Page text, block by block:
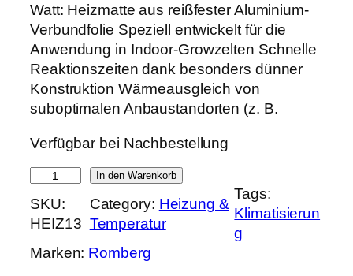
s
p
r
ü
n
g
i
c
h
e
P
t
u
e
l
l
e
P
r
e
i
s
i
Watt: Heizmatte aus reißfester Aluminium-
Verbundfolie Speziell entwickelt für die
Anwendung in Indoor-Growzelten Schnelle
Reaktionszeiten dank besonders dünner
Konstruktion Wärmeausgleich von
suboptimalen Anbaustandorten (z. B.
Verfügbar bei Nachbestellung
o
m
e
In den Warenkorb
SKU:
HEIZ13
Category: Heizung &
Temperatur
Tags:
Klimatisierun
g
Marken: Romberg